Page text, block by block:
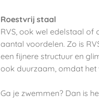
Roestvrij staal
RVS, ook wel edelstaal of
aantal voordelen. Zo is
een fijnere structuur en
ook duurzaam, omdat het
Ga je zwemmen? Dan is